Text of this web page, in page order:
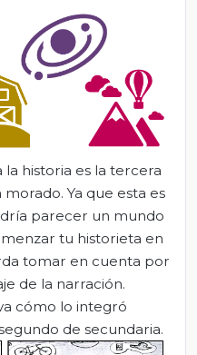
la historia es la tercera
Ya que esta es
parecer un mundo
tu historieta en
tomar en cuenta por
de la narración.
cómo lo integró
de secundaria.